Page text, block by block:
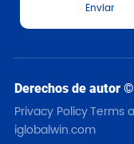
Enviar
Derechos de autor ©
Privacy PolicyTerms
iglobalwin.com